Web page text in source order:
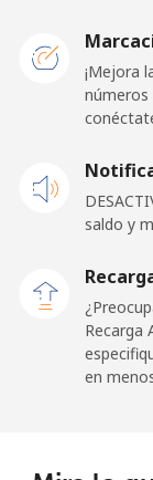
Togo
Línea fija
Tokelau
country
Tonga
¡Mejora
saldo y
Recarga
en